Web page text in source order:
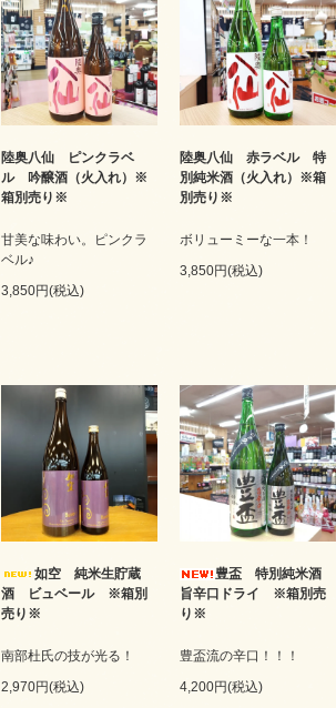
陸奥八仙 ピンクラベ
ル 吟醸酒（火入れ）※
箱別売り※
甘美な味わい。ピンクラ
ベル♪
3,850円(税込)
陸奥八仙 赤ラベル 特
別純米酒（火入れ）※箱
別売り※
ボリューミーな一本！
3,850円(税込)
如空 純米生貯蔵
酒 ビュベール ※箱別
売り※
南部杜氏の技が光る！
2,970円(税込)
豊盃 特別純米酒
旨辛口ドライ ※箱別売
り※
豊盃流の辛口！！！
4,200円(税込)